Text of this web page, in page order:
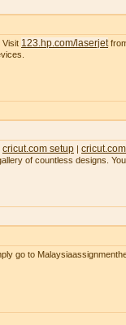
Visit 123.hp.com/laserjet
cricut.com setup |
of countless designs.
go to